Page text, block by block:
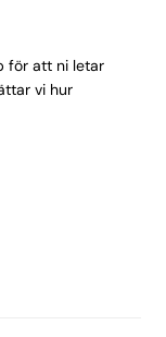
för att ni letar
vi hur